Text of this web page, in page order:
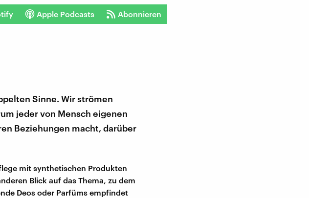
Apple Podcasts Abonnieren
Sinne. Wir strömen
jeder von Mensch eigenen
Beziehungen macht, darüber
mit synthetischen Produkten
Blick auf das Thema, zu dem
Deos oder Parfüms empfindet